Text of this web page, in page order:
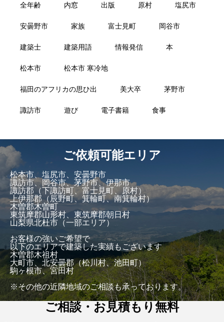
全年齢 内窓 出版 原村 塩尻市
安曇野市 家族 富士見町 岡谷市
建築士 建築用語 情報発信 本
松本市 松本市 寒冷地
福田のアフリカの思ひ出 美大卒 茅野市
諏訪市 遊び 電子書籍 食事
ご依頼可能エリア
松本市、塩尻市、安曇野市
諏訪市、岡谷市、茅野市、伊那市
諏訪郡（下諏訪町、富士見町、原村）
上伊那郡（辰野町、箕輪町、南箕輪村）
木曽郡木曽町
東筑摩郡山形村、東筑摩郡朝日村
山梨県北杜市（一部エリア）
お客様の強いご希望で
以下のエリアで建築した実績もございます
木曽郡木祖村
大町市、北安曇郡（松川村、池田町）
駒ヶ根市、宮田村
※その他の近隣地域のご相談も承っております。
ご相談・お見積もり無料